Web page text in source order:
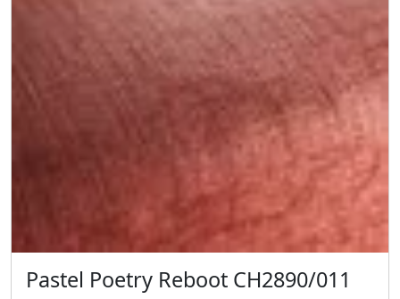
Pastel Poetry Reboot CH2890/011